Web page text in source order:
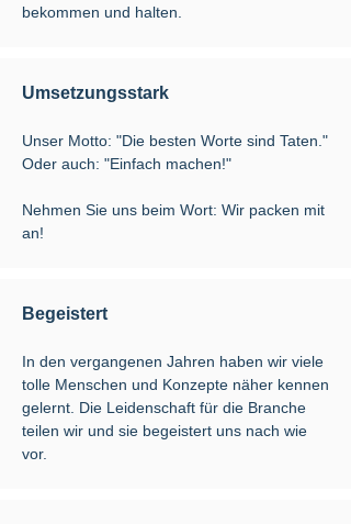
bekommen und halten.
Umsetzungsstark
Unser Motto: "Die besten Worte sind Taten."
Oder auch: "Einfach machen!"
Nehmen Sie uns beim Wort: Wir packen mit
an!
Begeistert
In den vergangenen Jahren haben wir viele
tolle Menschen und Konzepte näher kennen
gelernt. Die Leidenschaft für die Branche
teilen wir und sie begeistert uns nach wie
vor.